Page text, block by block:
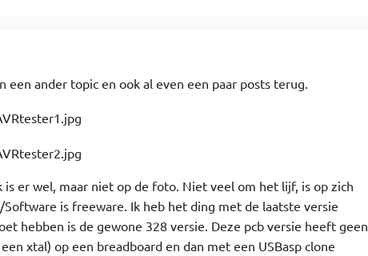
ander topic en ook al even een paar posts terug.
is er wel, maar niet op de foto. Niet veel om het lijf, is op zich
is freeware. Ik heb het ding met de laatste versie
hebben is de gewone 328 versie. Deze pcb versie heeft geen
xtal) op een breadboard en dan met een USBasp clone